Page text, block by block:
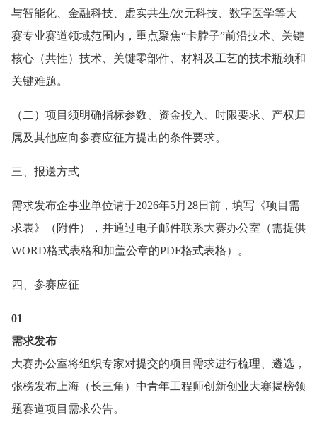
与智能化、金融科技、虚实共生/次元科技、数字医学等大
赛专业赛道领域范围内，重点聚焦“卡脖子”前沿技术、关键
核心（共性）技术、关键零部件、材料及工艺的技术瓶颈和
关键难题。
（二）项目须明确指标参数、资金投入、时限要求、产权归
属及其他应向参赛应征方提出的条件要求。
三、报送方式
需求发布企事业单位请于2026年5月28日前，填写《项目需
求表》（附件），并通过电子邮件联系大赛办公室（需提供
WORD格式表格和加盖公章的PDF格式表格）。
四、参赛应征
01
需求发布
大赛办公室将组织专家对提交的项目需求进行梳理、遴选，
张榜发布上海（长三角）中青年工程师创新创业大赛揭榜领
题赛道项目需求公告。